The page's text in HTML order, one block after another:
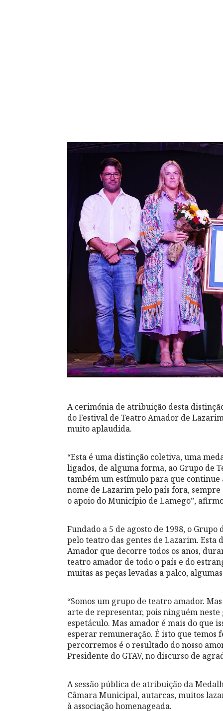
A cerimónia de atribuição desta
do Festival de Teatro Amador de
muito aplaudida.
“Esta é uma distinção coletiva, uma
ligados, de alguma forma, ao Grupo de
também um estímulo para que
nome de Lazarim pelo país fora,
o apoio do Município de Lamego”,
Fundado a 5 de agosto de 1998, o
pelo teatro das gentes de Lazarim. Esta
Amador que decorre todos os anos,
teatro amador de todo o país e do
muitas as peças levadas a palco,
“Somos um grupo de teatro amador.
arte de representar, pois ninguém
espetáculo. Mas amador é mais do que
esperar remuneração. É isto que temos
percorremos é o resultado do nosso
Presidente do GTAV, no discurso de
A sessão pública de atribuição da
Câmara Municipal, autarcas, muitos
à associação homenageada.